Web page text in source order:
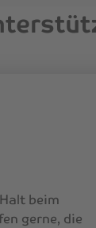
beim
gerne, die